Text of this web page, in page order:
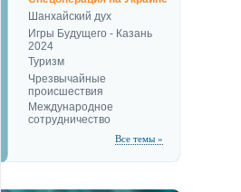
Шанхайский дух
Игры Будущего - Казань
2024
Туризм
Чрезвычайные
происшествия
Международное
сотрудничество
Все темы »